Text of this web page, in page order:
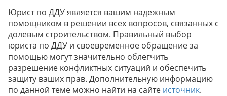
Юрист по ДДУ является вашим надежным
помощником в решении всех вопросов, связанных с
долевым строительством. Правильный выбор
юриста по ДДУ и своевременное обращение за
помощью могут значительно облегчить
разрешение конфликтных ситуаций и обеспечить
защиту ваших прав. Дополнительную информацию
по данной теме можно найти на сайте источник.